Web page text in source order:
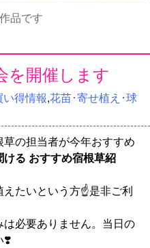
品です
を開催します
得情報,花苗･寄せ植え･球
の担当者が今年おすすめ
ける おすすめ宿根草紹
たいという方☝️是非ご利
必要ありません。当日の
❣️